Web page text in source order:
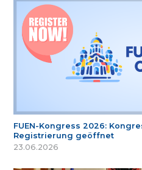
FUEN-Kongress 2026:
Registrierung geöffnet
23.06.2026